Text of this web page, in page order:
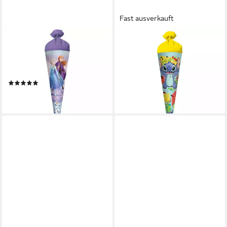
Schultüte Disney Frozen, 70
cm, rund, Filzverschluss,
lieferbar - in 3-4 Werktagen bei dir
Fast ausverkauft
Schultüte Disney Stitch,
70cm, rund, mit Rot(h)-Spitze,
Filzverschluss Gelb
lieferbar - in 2-3 Werktagen bei dir